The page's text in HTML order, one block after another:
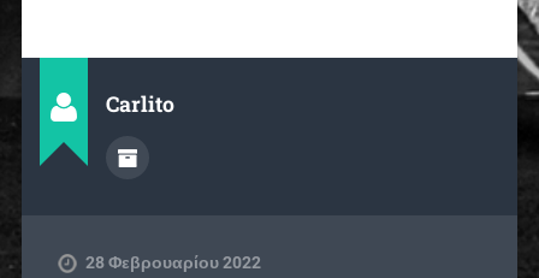
Carlito
28 Φεβρουαρίου 2022